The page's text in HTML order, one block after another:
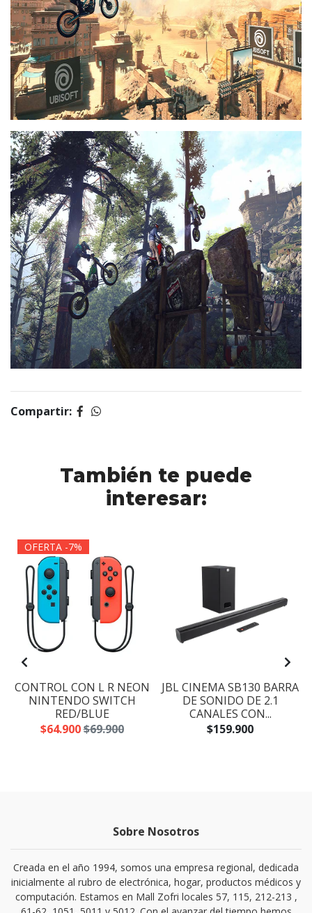
Compartir:
También te puede
interesar:
OFERTA -7%
CONTROL CON L R NEON
NINTENDO SWITCH
RED/BLUE
$64.900$69.900
JBL CINEMA SB130 BARRA
DE SONIDO DE 2.1
CANALES CON...
$159.900
Sobre Nosotros
Creada en el año 1994, somos una empresa regional, dedicada
inicialmente al rubro de electrónica, hogar, productos médicos y
computación. Estamos en Mall Zofri locales 57, 115, 212-213 ,